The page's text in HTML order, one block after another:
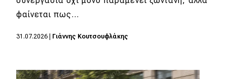
DRIVE Away
MOTO
φαίνεται πως…
31.07.2026 Γιάννης Κουτσουφλάκης